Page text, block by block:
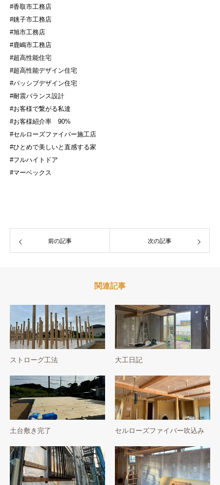
#香取市工務店
#銚子市工務店
#旭市工務店
#鹿嶋市工務店
#超高性能住宅
#超高性能デザイン住宅
#パッシブデザイン住宅
#耐震バランス設計
#お客様で繋がる私達
#お客様紹介率 90%
#セルローズファイバー施工店
#ひとめで美しいと直感する家
#フルハイトドア
#マーベックス
前の記事 次の記事
関連記事
ストローグ工法 大工日記
土台敷き完了 セルローズファイバー吹込み